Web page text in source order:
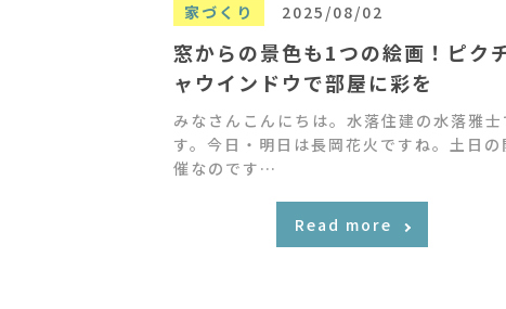
家づくり 2025/08/02
窓からの景色も1つの絵画！ピク
ャウインドウで部屋に彩を
みなさんこんにちは。水落住建の水落雅士
す。今日・明日は長岡花火ですね。土日の
催なのです…
Read more